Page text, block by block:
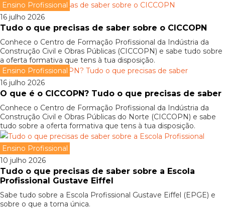
Ensino Profissional
16 julho 2026
Tudo o que precisas de saber sobre o CICCOPN
Conhece o Centro de Formação Profissional da Indústria da
Construção Civil e Obras Públicas (CICCOPN) e sabe tudo sobre
a oferta formativa que tens à tua disposição.
Ensino Profissional
16 julho 2026
O que é o CICCOPN? Tudo o que precisas de saber
Conhece o Centro de Formação Profissional da Indústria da
Construção Civil e Obras Públicas do Norte (CICCOPN) e sabe
tudo sobre a oferta formativa que tens à tua disposição.
Ensino Profissional
10 julho 2026
Tudo o que precisas de saber sobre a Escola
Profissional Gustave Eiffel
Sabe tudo sobre a Escola Profissional Gustave Eiffel (EPGE) e
sobre o que a torna única.